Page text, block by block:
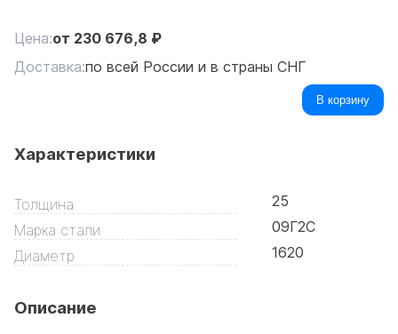
Цена:от 230 676,8 ₽
Доставка:по всей России и в страны СНГ
В корзину
Характеристики
Толщина
25
Марка стали
09Г2С
Диаметр
1620
Описание